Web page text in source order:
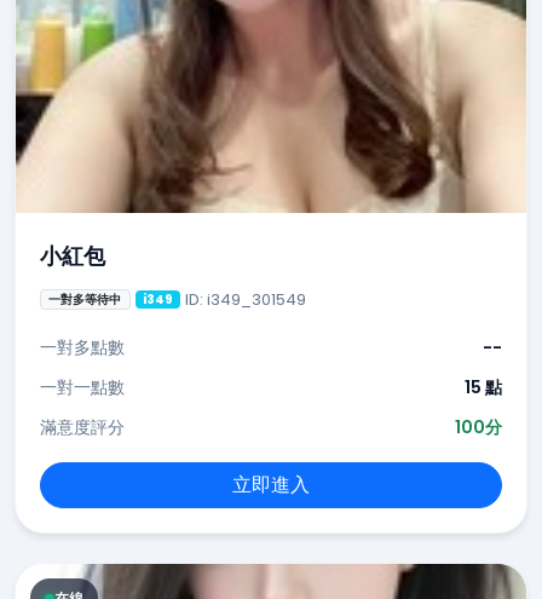
小紅包
一對多等待中 i349 ID: i349_301549
一對多點數
--
一對一點數
15 點
滿意度評分
100分
立即進入